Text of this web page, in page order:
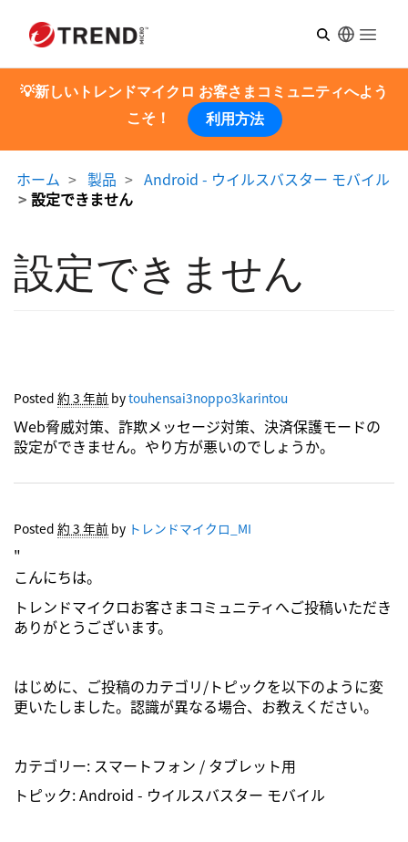
Open
💡新しいトレンドマイクロ お客さまコミュニティへよう
こそ！
利用方法
ホーム 製品
Android - ウイルスバスター モバイル
設定できません
設定できません
Posted 約 3 年前 bytouhensai3noppo3karintou
Ｗeb脅威対策、詐欺メッセージ対策、決済保護モードの
設定ができません。やり方が悪いのでしょうか。
Posted 約 3 年前 by トレンドマイクロ_MI
"
こんにちは。
トレンドマイクロお客さまコミュニティへご投稿いただき
ありがとうございます。
はじめに、ご投稿のカテゴリ/トピックを以下のように変
更いたしました。認識が異なる場合、お教えください。
カテゴリー: スマートフォン / タブレット用
トピック: Android - ウイルスバスター モバイル